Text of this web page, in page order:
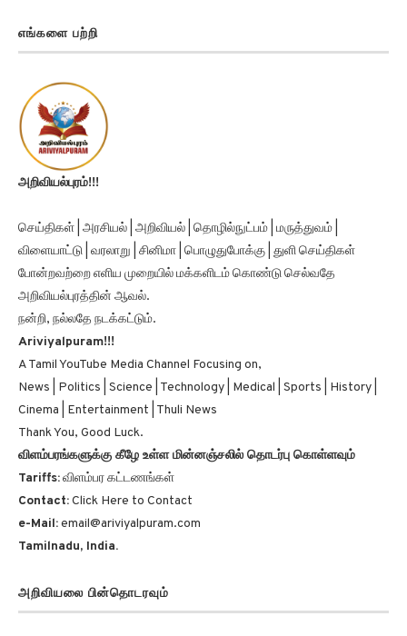
அறிவியல்புரம்!!!
விளையாட்டு | வரலாறு | சினிமா | பொழுதுபோக்கு | துளி செய்திகள்
போன்றவற்றை எளிய முறையில் மக்களிடம் கொண்டு செல்வதே
அறிவியல்புரத்தின் ஆவல்.
நன்றி, நல்லதே நடக்கட்டும்.
Ariviyalpuram!!!
A Tamil YouTube Media Channel Focusing on,
News | Politics | Science | Technology | Medical | Sports | History |
Cinema | Entertainment | Thuli News
Thank You, Good Luck.
விளம்பரங்களுக்கு கீழே உள்ள மின்னஞ்சலில் தொடர்பு கொள்ளவும்
Tariffs:விளம்பர கட்டணங்கள்
Contact:Click Here to Contact
e-Mail: email@ariviyalpuram.com
Tamilnadu, India.